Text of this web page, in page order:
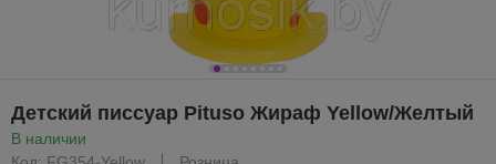
Детский писсуар Pituso Жираф Yellow/Желтый
В наличии